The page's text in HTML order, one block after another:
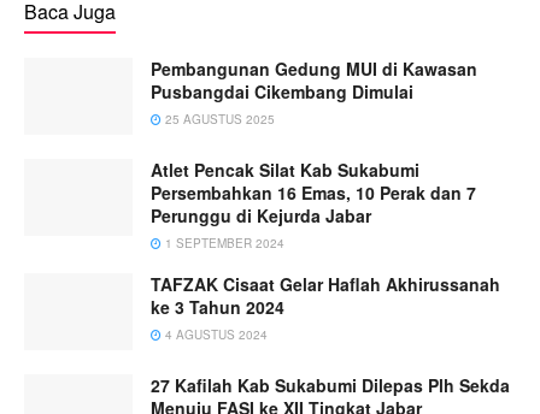
Baca Juga
Pembangunan Gedung MUI di Kawasan
Pusbangdai Cikembang Dimulai
25 AGUSTUS 2025
Atlet Pencak Silat Kab Sukabumi
Persembahkan 16 Emas, 10 Perak dan 7
Perunggu di Kejurda Jabar
1 SEPTEMBER 2024
TAFZAK Cisaat Gelar Haflah Akhirussanah
ke 3 Tahun 2024
4 AGUSTUS 2024
27 Kafilah Kab Sukabumi Dilepas Plh Sekda
Menuju FASI ke XII Tingkat Jabar